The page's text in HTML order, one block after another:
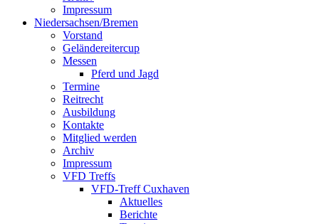
Impressum
Niedersachsen/Bremen
Vorstand
Geländereitercup
Messen
Pferd und Jagd
Termine
Reitrecht
Ausbildung
Kontakte
Mitglied werden
Archiv
Impressum
VFD Treffs
VFD-Treff Cuxhaven
Aktuelles
Berichte